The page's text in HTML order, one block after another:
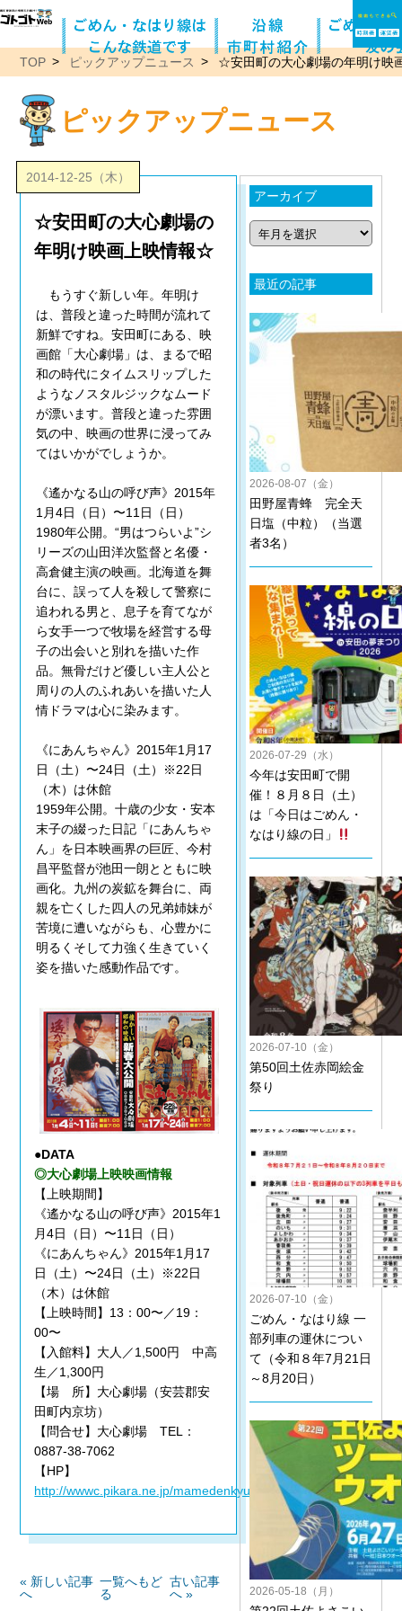
TOP ピックアップニュース ☆安田町の大心劇場の年明け映
ピックアップニュース
2014-12-25（木）
☆安田町の大心劇場の
年明け映画上映情報☆
もうすぐ新しい年。年明け
は、普段と違った時間が流れて
新鮮ですね。安田町にある、映
画館「大心劇場」は、まるで昭
和の時代にタイムスリップした
ようなノスタルジックなムード
が漂います。普段と違った雰囲
気の中、映画の世界に浸ってみ
てはいかがでしょうか。
《遙かなる山の呼び声》2015年
1月4日（日）〜11日（日）
1980年公開。“男はつらいよ”シ
リーズの山田洋次監督と名優・
高倉健主演の映画。北海道を舞
台に、誤って人を殺して警察に
追われる男と、息子を育てなが
ら女手一つで牧場を経営する母
子の出会いと別れを描いた作
品。無骨だけど優しい主人公と
周りの人のふれあいを描いた人
情ドラマは心に染みます。
《にあんちゃん》2015年1月17
日（土）〜24日（土）※22日
（木）は休館
1959年公開。十歳の少女・安本
末子の綴った日記「にあんちゃ
ん」を日本映画界の巨匠、今村
昌平監督が池田一朗とともに映
画化。九州の炭鉱を舞台に、両
親を亡くした四人の兄弟姉妹が
苦境に遭いながらも、心豊かに
明るくそして力強く生きていく
姿を描いた感動作品です。
●DATA
◎大心劇場上映映画情報
【上映期間】
《遙かなる山の呼び声》2015年1
月4日（日）〜11日（日）
《にあんちゃん》2015年1月17
日（土）〜24日（土）※22日
（木）は休館
【上映時間】13：00〜／19：
00〜
【入館料】大人／1,500円 中高
生／1,300円
【場 所】大心劇場（安芸郡安
田町内京坊）
【問合せ】大心劇場 TEL：
0887-38-7062
【HP】
http://wwwc.pikara.ne.jp/mamedenkyu/
« 新しい記事
へ
一覧へもど
る
古い記事
へ »
アーカイブ
最近の記事
2026-08-07（金）
田野屋青蜂 完全天
日塩（中粒）（当選
者3名）
2026-07-29（水）
今年は安田町で開
催！８月８日（土）
は「今日はごめん・
なはり線の日」
2026-07-10（金）
第50回土佐赤岡絵金
祭り
2026-07-10（金）
ごめん・なはり線 一
部列車の運休につい
て（令和８年7月21日
～8月20日）
2026-05-18（月）